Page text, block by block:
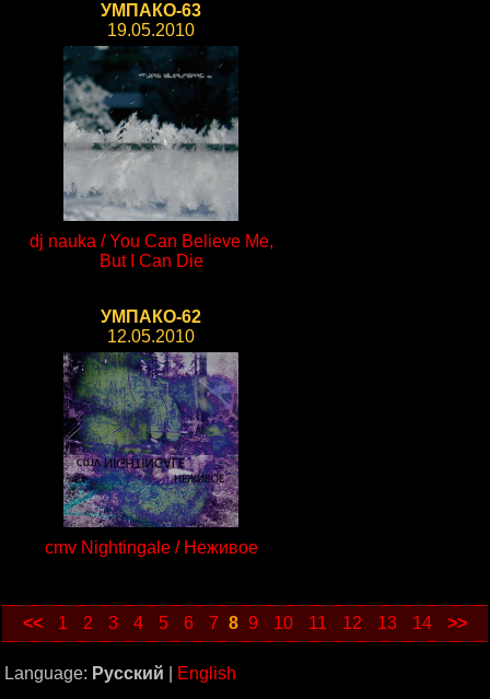
УМПАКО-63
19.05.2010
dj nauka / You Can Believe Me,
But I Can Die
УМПАКО-62
12.05.2010
cmv Nightingale / Неживое
<< 1 2 3 4 5 6 7 8 9 10 11 12 13 14 >>
Language: Русский English